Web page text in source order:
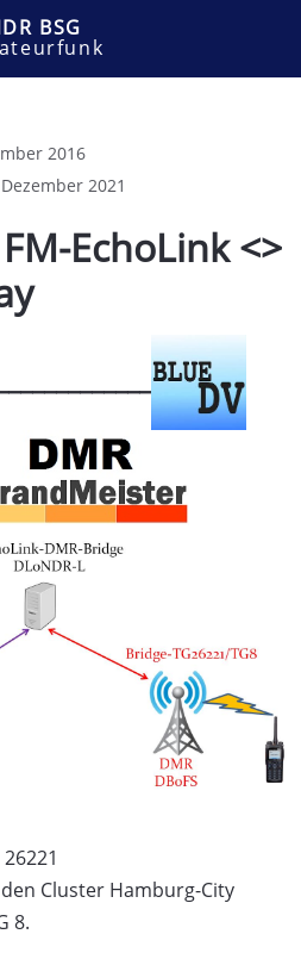
BSG
2016
2021
EchoLink <>
Cluster Hamburg-City
8.